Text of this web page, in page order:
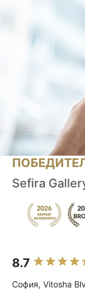
Sefira
8.7
София, Vitosha